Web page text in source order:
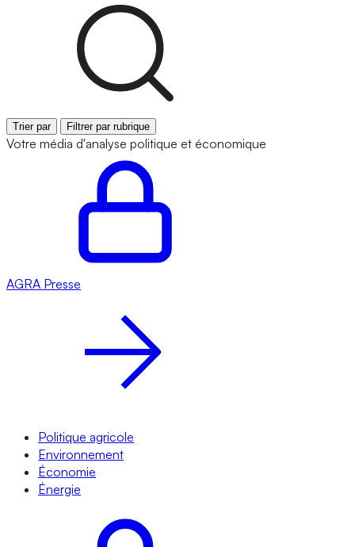
Trier par Filtrer par rubrique
Votre média d'analyse politique et économique
AGRA Presse
Politique agricole
Environnement
Économie
Énergie